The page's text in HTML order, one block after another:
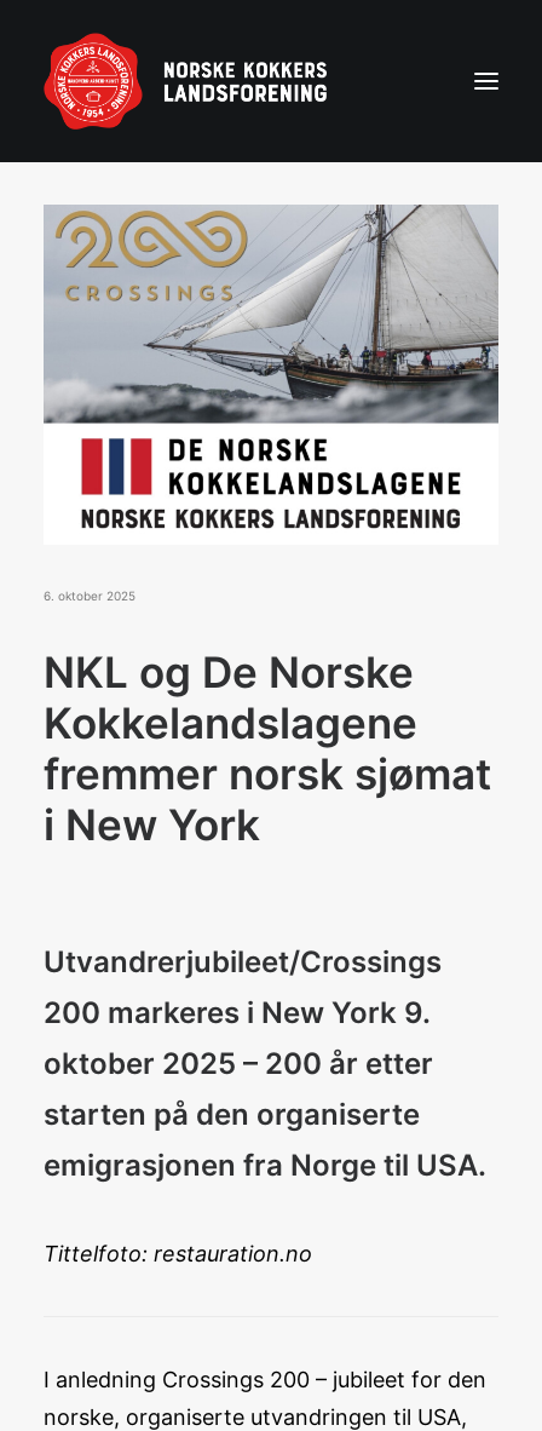
Forside
Aktuelt
Om NKL
Kontakt NKL-foreninger
Bli medlem
Årshjul
Rekruttering
BLI MEDLEM
Search
6. oktober 2025
NKL og De Norske
Kokkelandslagene
fremmer norsk sjømat
i New York
Utvandrerjubileet/Crossings
200 markeres i New York 9.
oktober 2025 – 200 år etter
starten på den organiserte
emigrasjonen fra Norge til USA.
Tittelfoto: restauration.no
I anledning Crossings 200 – jubileet for den
norske, organiserte utvandringen til USA,